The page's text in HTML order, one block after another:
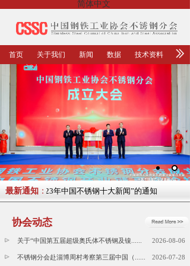
简体中文
首页 关于我们 新闻 数据 技术资料
最新通知 ：
关于征集“2023年中国不锈钢十大新闻”的通知
协会动态
关于“中国第五届超级奥氏体不锈钢及镍...... 2026-08-06
不锈钢分会赴淄博周村考察第三届中国（...... 2026-07-28